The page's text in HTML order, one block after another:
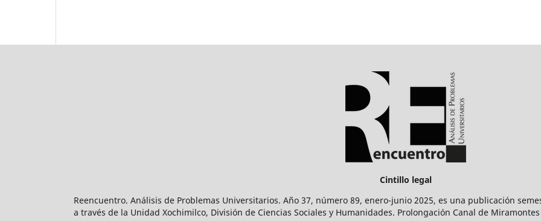
Cintillo legal
Reencuentro. Análisis de Problemas Universitarios. Año 37, número 89, enero-junio 2025, es una publicación
a través de la Unidad Xochimilco, División de Ciencias Sociales y Humanidades. Prolongación Canal de Miramontes